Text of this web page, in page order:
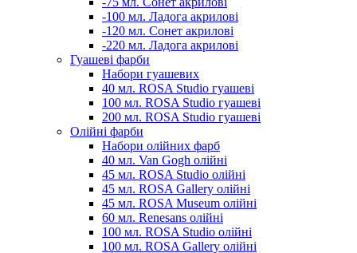
-100 мл. Ладога акрилові
-120 мл. Сонет акрилові
-220 мл. Ладога акрилові
Гуашеві фарби
Набори гуашевих
40 мл. ROSA Studio гуашеві
100 мл. ROSA Studio гуашеві
200 мл. ROSA Studio гуашеві
Олійні фарби
Набори олійних фарб
40 мл. Van Gogh олійні
45 мл. ROSA Studio олійні
45 мл. ROSA Gallery олійні
45 мл. ROSA Museum олійні
60 мл. Renesans олійні
100 мл. ROSA Studio олійні
100 мл. ROSA Gallery олійні